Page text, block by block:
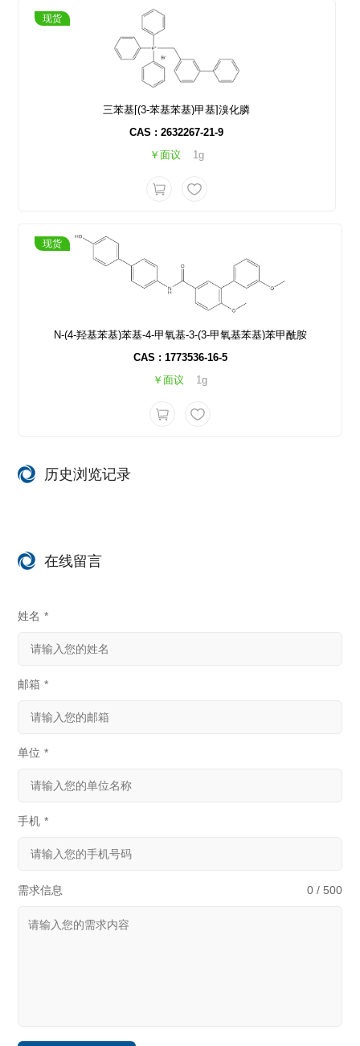
现货
三苯基[(3-苯基苯基)甲基]溴化膦
CAS : 2632267-21-9
￥面议
1g
现货
N-(4-羟基苯基)苯基-4-甲氧基-3-(3-甲氧基苯基)苯甲酰胺
CAS : 1773536-16-5
￥面议
1g
历史浏览记录
在线留言
姓名 *
邮箱 *
单位 *
手机 *
需求信息 0 / 500